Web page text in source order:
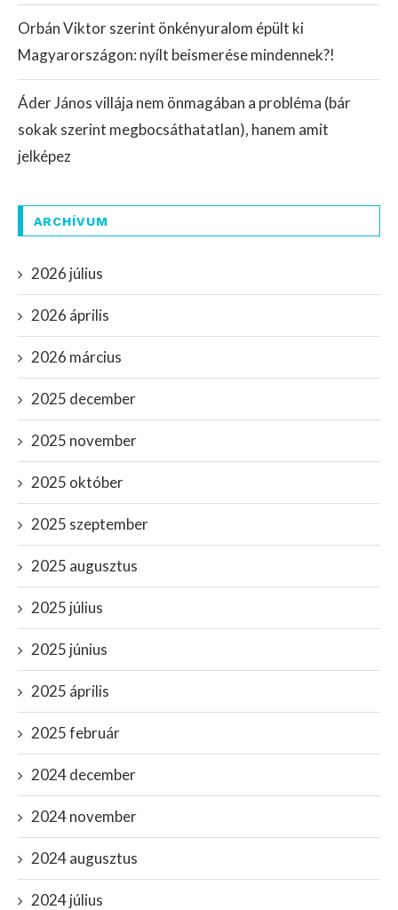
Orbán Viktor szerint önkényuralom épült ki
Magyarországon: nyílt beismerése mindennek?!
Áder János villája nem önmagában a probléma (bár
sokak szerint megbocsáthatatlan), hanem amit
jelképez
ARCHÍVUM
2026 július
2026 április
2026 március
2025 december
2025 november
2025 október
2025 szeptember
2025 augusztus
2025 július
2025 június
2025 április
2025 február
2024 december
2024 november
2024 augusztus
2024 július